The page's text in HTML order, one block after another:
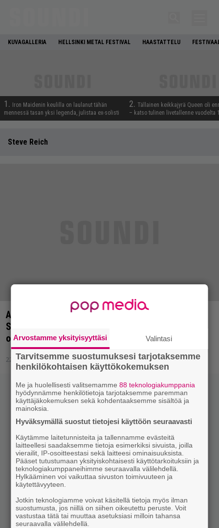
KUVAGALLERIA HELLSINKI METAL FESTIVAL HAASTATTELU
1.
Iron Maidenin keulilla on laulanut tähän
mennessä tasan yksi legenda, julistaa ex-solisti
2. Tällainen keikkajyrä Queen oli
– katso tulinen livetallenne vuodelta
Steve Reich
Alexi Laiho ja sata hevikitaristia, kantrimestari
Sturgill Simpson… Helsingin Juhlaviikot julkisti
ohjelmaansa
22.4.2015 08:56
Arvostamme yksityisyyttäsi Valintasi
Tarvitsemme suostumuksesi tarjotaksemme
henkilökohtaisen käyttökokemuksen
Me ja huolellisesti valitsemamme88 teknologiakumppania
hyödynnämme henkilötietoja tarjotaksemme paremman
käyttäjäkokemuksen sekä kohdentaaksemme sisältöä ja
mainoksia.
Hyväksymällä suostut tietojesi käyttöön seuraavasti
Käytämme laitetunnisteita ja tallennamme evästeitä
laitteellesi saadaksemme tietoja esimerkiksi sivuista, joilla
vierailit, IP-osoitteestasi sekä laitteesi ominaisuuksista.
Pääset tutustumaan yksityiskohtaisesti käyttötarkoituksiin ja
teknologiakumppaneihimme seuraavalla välilehdellä.
Hylkääminen voi vaikuttaa sivuston toimivuuteen ja
käytettävyyteen.
Jotkin teknologiamme voivat käsitellä tietoja myös ilman
suostumusta, jos niillä on siihen oikeutettu peruste. Voit
vastustaa tätä tai muuttaa asetuksiasi milloin tahansa
seuraavalla välilehdellä.